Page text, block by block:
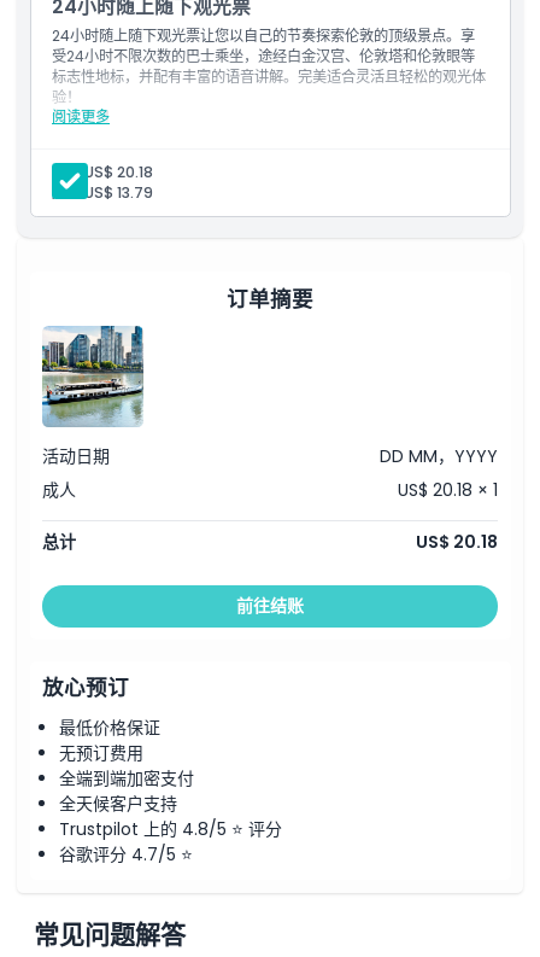
亮点
儿童成人政策
需要了解的事项
位置
如何兑换
取消政策
24小时随上随下观光票
24小时随上随下观光票让您以自己的节奏探索伦敦的顶级景点。享
受24小时不限次数的巴士乘坐，途经白金汉宫、伦敦塔和伦敦眼等
标志性地标，并配有丰富的语音讲解。完美适合灵活且轻松的观光体
验！
阅读更多
包含项目
1天随上随下河流游船通行证
语音导览提供英语、意大利语、法语、德语、西班牙语、中文、
俄语和日语版本
小费及服务费
成人: US$ 20.18
儿童:
US$ 13.79
订单摘要
活动日期
DD MM，YYYY
成人
US$ 20.18 × 1
总计 US$ 20.18
前往结账
放心预订
最低价格保证
无预订费用
全端到端加密支付
全天候客户支持
Trustpilot 上的 4.8/5 ⭐ 评分
谷歌评分 4.7/5 ⭐
常见问题解答